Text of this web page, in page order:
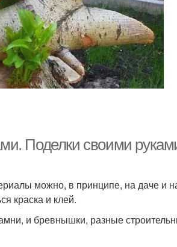
Поделки своими
можно, в принципе, на даче и
краска и клей.
и бревнышки, разные